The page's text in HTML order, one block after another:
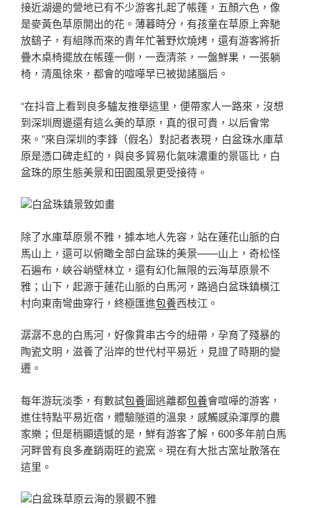
接近湖邊的營地已有不少游客扎起了帳篷，五顏六色，像
是麥黃色草原開出的花。薄暮時分，有孩童在草原上奔馳
放鷂子，有組隊而來的青年忙著野炊燒烤，還有游客將折
疊木桌椅擺放在帳篷一側，一壺清茶，一盤鮮果，一張躺
椅，清風徐來，都會的喧嘩早已被拋諸腦后。
“在抖音上看到良多驢友推舉這里，便帶家人一路來，沒想
到深圳周邊還有這么美的草原，真的很可貴，以后會常
來。”來自深圳的李鋒（假名）對記者表現，白盆珠水庫草
原是憑口碑走紅的，與良多貿易化氣味濃重的景區比，白
盆珠的原生態美景和田園風景更受接待。
白盆珠鎮景致如畫
除了水庫草原景不雅，據本地人先容，站在蓮花山脈的白
馬山上，還可以俯瞰全部白盆珠的美景——山上，奇松怪
石遍布，峽谷峭壁林立，還有幻化無限的云海草原景不
雅；山下，起源于蓮花山脈的白馬河，路過白盆珠鎮橫江
村向東南彎曲穿行，終極匯進包養西枝江。
潺潺不息的白馬河，好像貫串古今的紐帶，孕育了殘暴的
陶瓷文明，滋養了沿岸的世代村平易近，見證了時期的變
遷。
每年游玩淡季，有數試包養圖逃離都包養會喧嘩的游客，
進住特點平易近宿，體驗隧道的溫泉，感觸感染渾厚的農
家樂；但是稍顯遺憾的是，鮮有游客了解，600多年前白馬
河畔曾有良多產銷兩旺的瓷窯。現在有大批古窯址散落在
這里。
白盆珠草原云海的景觀不雅